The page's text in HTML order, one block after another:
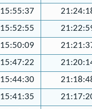
15:55:37
15:52:55
15:50:09
15:47:22
15:44:30
15:41:35